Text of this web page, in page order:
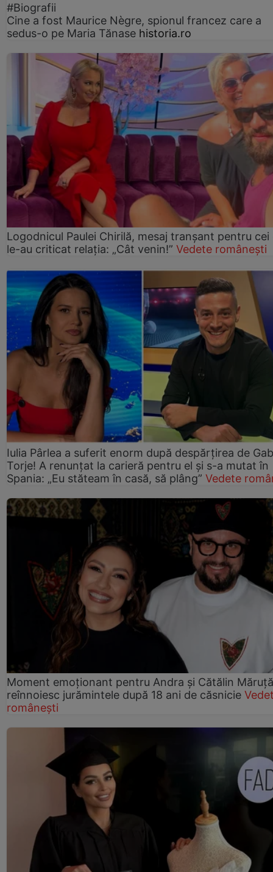
#Biografii
Cine a fost Maurice Nègre, spionul francez care a
sedus-o pe Maria Tănase historia.ro
Logodnicul Paulei Chirilă, mesaj tranșant pentru cei
le-au criticat relația: „Cât venin!” Vedete românești
Iulia Pârlea a suferit enorm după despărțirea de
Torje! A renunțat la carieră pentru el și s-a mutat în
Spania: „Eu stăteam în casă, să plâng” Vedete
Moment emoționant pentru Andra și Cătălin
reînnoiesc jurămintele după 18 ani de căsnicie
românești